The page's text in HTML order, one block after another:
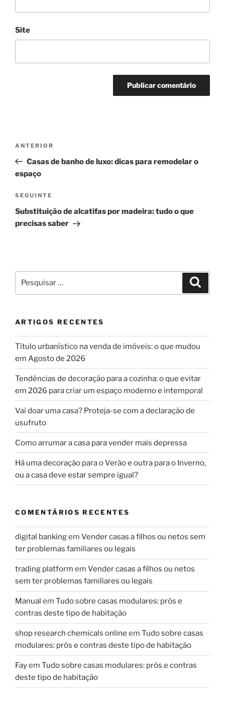
Site
artigos
Conteúdo
anterior
ANTERIOR
Casas de banho de luxo: dicas para remodelar o
espaço
Conteúdo
seguinte
SEGUINTE
Substituição de alcatifas por madeira: tudo o que
precisas saber
por:
ARTIGOS RECENTES
Título urbanístico na venda de imóveis: o que mudou
em Agosto de 2026
Tendências de decoração para a cozinha: o que evitar
em 2026 para criar um espaço moderno e intemporal
Vai doar uma casa? Proteja-se com a declaração de
usufruto
Como arrumar a casa para vender mais depressa
Há uma decoração para o Verão e outra para o Inverno,
ou a casa deve estar sempre igual?
COMENTÁRIOS RECENTES
digital bankingem Vender casas a filhos ou netos sem
ter problemas familiares ou legais
trading platform em Vender casas a filhos ou netos
sem ter problemas familiares ou legais
Manual em Tudo sobre casas modulares: prós e
contras deste tipo de habitação
shop research chemicals online em Tudo sobre casas
modulares: prós e contras deste tipo de habitação
Fayem Tudo sobre casas modulares: prós e contras
deste tipo de habitação